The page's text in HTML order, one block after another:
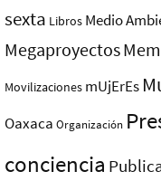
sexta Libros Medio
Megaproyectos
Movilizaciones mUjErEs
Oaxaca Organización
conciencia